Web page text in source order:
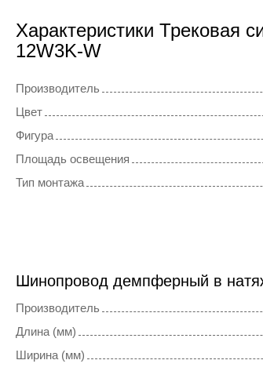
Характеристики Трековая
12W3K-W
Производитель
Цвет
Фигура
Площадь освещения
Тип монтажа
Шинопровод демпферный в
Производитель
Длина (мм)
Ширина (мм)